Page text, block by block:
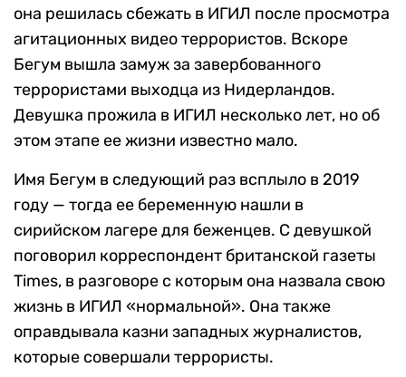
она решилась сбежать в ИГИЛ после просмотра
агитационных видео террористов. Вскоре
Бегум вышла замуж за завербованного
террористами выходца из Нидерландов.
Девушка прожила в ИГИЛ несколько лет, но об
этом этапе ее жизни известно мало.
Имя Бегум в следующий раз всплыло в 2019
году — тогда ее беременную нашли в
сирийском лагере для беженцев. С девушкой
поговорил корреспондент британской газеты
Times, в разговоре с которым она назвала свою
жизнь в ИГИЛ «нормальной». Она также
оправдывала казни западных журналистов,
которые совершали террористы.